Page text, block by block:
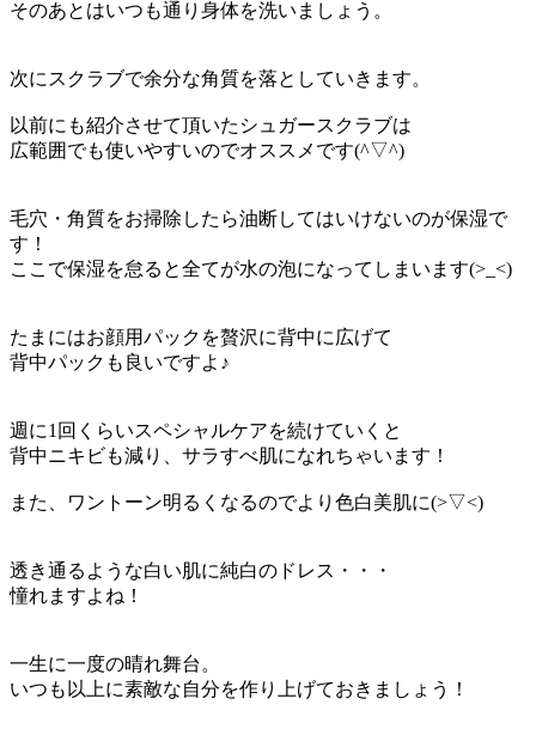
そのあとはいつも通り身体を洗いましょう。
次にスクラブで余分な角質を落としていきます。
以前にも紹介させて頂いたシュガースクラブは
広範囲でも使いやすいのでオススメです(^▽^)
毛穴・角質をお掃除したら油断してはいけないのが保湿で
す！
ここで保湿を怠ると全てが水の泡になってしまいます(>_<)
たまにはお顔用パックを贅沢に背中に広げて
背中パックも良いですよ♪
週に1回くらいスペシャルケアを続けていくと
背中ニキビも減り、サラすべ肌になれちゃいます！
また、ワントーン明るくなるのでより色白美肌に(>▽<)
透き通るような白い肌に純白のドレス・・・
憧れますよね！
一生に一度の晴れ舞台。
いつも以上に素敵な自分を作り上げておきましょう！